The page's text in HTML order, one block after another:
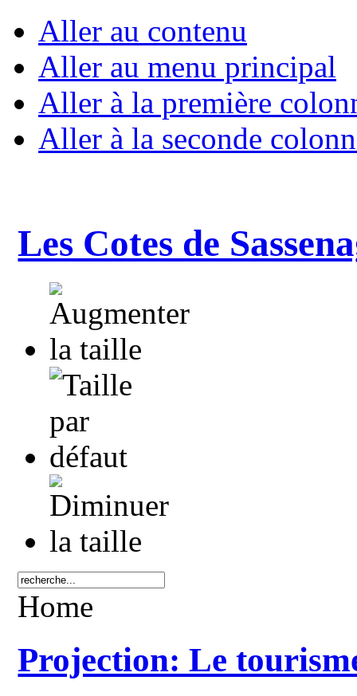
Aller au contenu
Aller au menu principal
Aller à la première
Aller à la seconde
Les Cotes de
Home
Projection: Le